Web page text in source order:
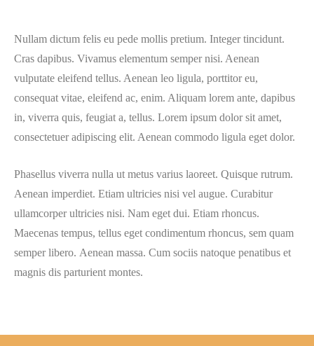
Nullam dictum felis eu pede mollis pretium. Integer tincidunt.
Cras dapibus. Vivamus elementum semper nisi. Aenean
vulputate eleifend tellus. Aenean leo ligula, porttitor eu,
consequat vitae, eleifend ac, enim. Aliquam lorem ante, dapibus
in, viverra quis, feugiat a, tellus. Lorem ipsum dolor sit amet,
consectetuer adipiscing elit. Aenean commodo ligula eget dolor.
Phasellus viverra nulla ut metus varius laoreet. Quisque rutrum.
Aenean imperdiet. Etiam ultricies nisi vel augue. Curabitur
ullamcorper ultricies nisi. Nam eget dui. Etiam rhoncus.
Maecenas tempus, tellus eget condimentum rhoncus, sem quam
semper libero. Aenean massa. Cum sociis natoque penatibus et
magnis dis parturient montes.